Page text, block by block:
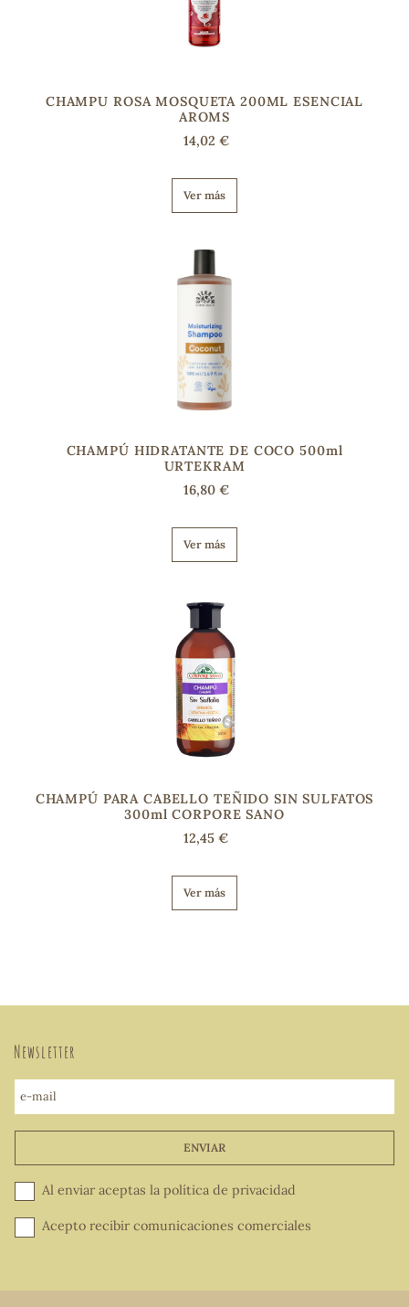
CHAMPU ROSA MOSQUETA 200ML ESENCIAL
AROMS
14,02 €
Ver más
CHAMPÚ HIDRATANTE DE COCO 500ml
URTEKRAM
16,80 €
Ver más
CHAMPÚ PARA CABELLO TEÑIDO SIN SULFATOS
300ml CORPORE SANO
12,45 €
Ver más
Newsletter
e-mail
ENVIAR
Al enviar aceptas la política de privacidad
Acepto recibir comunicaciones comerciales